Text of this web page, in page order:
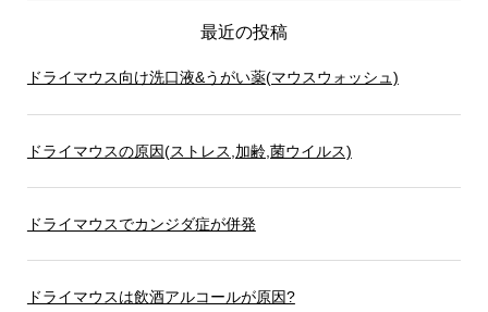
最近の投稿
ドライマウス向け洗口液&うがい薬(マウスウォッシュ)
ドライマウスの原因(ストレス,加齢,菌ウイルス)
ドライマウスでカンジダ症が併発
ドライマウスは飲酒アルコールが原因?